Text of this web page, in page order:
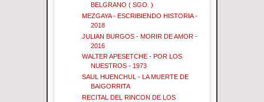
BELGRANO ( SGO. )
MEZGAYA - ESCRIBIENDO HISTORIA -
2018
JULIAN BURGOS - MORIR DE AMOR -
2016
WALTER APESETCHE - POR LOS
NUESTROS - 1973
SAUL HUENCHUL - LA MUERTE DE
BAIGORRITA
RECITAL DEL RINCON DE LOS